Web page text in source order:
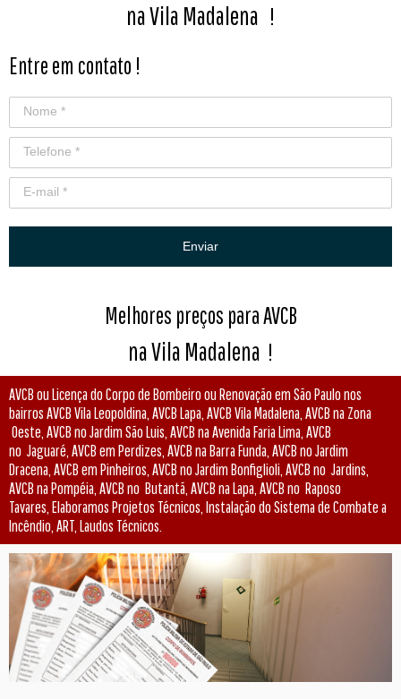
na Vila Madalena !
Entre em contato !
Enviar
Melhores preços para AVCB
na Vila Madalena !
AVCB ou Licença do Corpo de Bombeiro ou Renovação em São Paulo nos
bairros AVCB Vila Leopoldina, AVCB Lapa, AVCB Vila Madalena, AVCB na Zona
Oeste, AVCB no Jardim São Luis, AVCB na Avenida Faria Lima, AVCB
no Jaguaré, AVCB em Perdizes, AVCB na Barra Funda, AVCB no Jardim
Dracena, AVCB em Pinheiros, AVCB no Jardim Bonfiglioli, AVCB no Jardins,
AVCB na Pompéia, AVCB no Butantã, AVCB na Lapa, AVCB no Raposo
Tavares, Elaboramos Projetos Técnicos, Instalação do Sistema de Combate a
Incêndio, ART, Laudos Técnicos.